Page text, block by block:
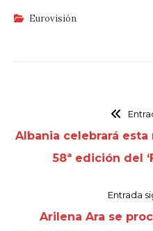
Eurovisión
Albania celebrará
58ª edición del
Entrada
Arilena Ara se